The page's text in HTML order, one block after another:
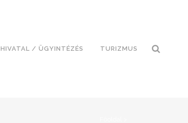
HIVATAL / ÜGYINTÉZÉS TURIZMUS